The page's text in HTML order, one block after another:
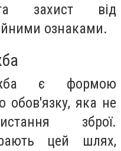
захист від
ознаками.
є формою
обов'язку, яка не
зброї.
цей шлях,